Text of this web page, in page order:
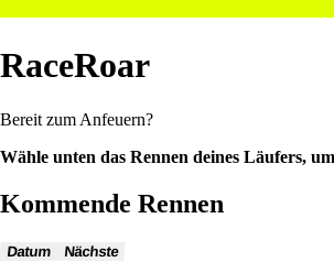
RaceRoar
Bereit zum Anfeuern?
Wähle unten das Rennen deines Läufers,
Kommende Rennen
Datum Nächste